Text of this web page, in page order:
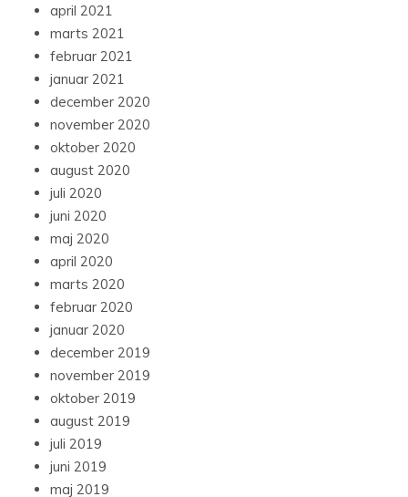
april 2021
marts 2021
februar 2021
januar 2021
december 2020
november 2020
oktober 2020
august 2020
juli 2020
juni 2020
maj 2020
april 2020
marts 2020
februar 2020
januar 2020
december 2019
november 2019
oktober 2019
august 2019
juli 2019
juni 2019
maj 2019